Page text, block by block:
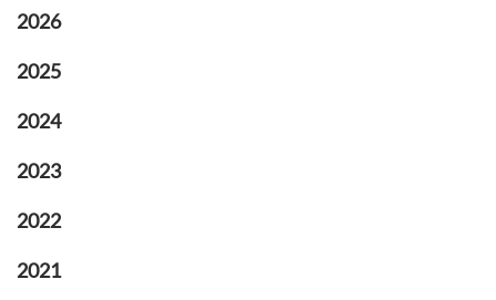
2026
2025
2024
2023
2022
2021